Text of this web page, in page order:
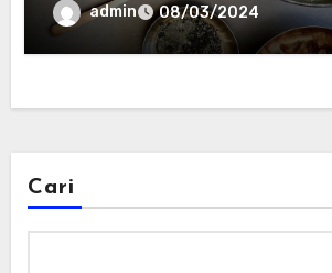
admin 08/03/2024
Cari